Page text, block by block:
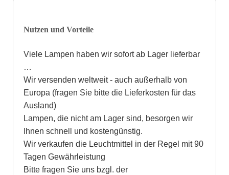
Nutzen und Vorteile
Viele Lampen haben wir sofort ab Lager lieferbar
…
Wir versenden weltweit - auch außerhalb von
Europa (fragen Sie bitte die Lieferkosten für das
Ausland)
Lampen, die nicht am Lager sind, besorgen wir
Ihnen schnell und kostengünstig.
Wir verkaufen die Leuchtmittel in der Regel mit 90
Tagen Gewährleistung
Bitte fragen Sie uns bzgl. der